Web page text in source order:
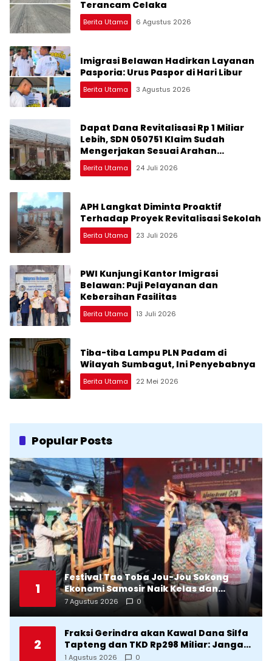
Terancam Celaka
Berita Utama 6 Agustus 2026
Imigrasi Belawan Hadirkan Layanan
Pasporia: Urus Paspor di Hari Libur
Berita Utama 3 Agustus 2026
Dapat Dana Revitalisasi Rp 1 Miliar
Lebih, SDN 050751 Klaim Sudah
Mengerjakan Sesuai Arahan
Perencana
Berita Utama 24 Juli 2026
APH Langkat Diminta Proaktif
Terhadap Proyek Revitalisasi Sekolah
Berita Utama 23 Juli 2026
PWI Kunjungi Kantor Imigrasi
Belawan: Puji Pelayanan dan
Kebersihan Fasilitas
Berita Utama 13 Juli 2026
Tiba-tiba Lampu PLN Padam di
Wilayah Sumbagut, Ini Penyebabnya
Berita Utama 22 Mei 2026
Popular Posts
1
Festival Tao Toba Jou-Jou Sokong
Ekonomi Samosir Naik Kelas dan
Pariwisata Menjadi Sumber
Pertumbuhan Ekonomi Baru
7 Agustus 2026 0
2
Fraksi Gerindra akan Kawal Dana Silfa
Tapteng dan TKD Rp298 Miliar: Jangan
Sampai Pekerjaan Pusat dan Provinsi
1 Agustus 2026 0